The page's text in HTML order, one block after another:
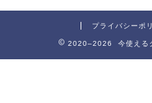
プライバシーポ
2020–2026 今使える